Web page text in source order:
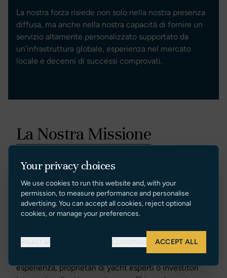
La nostra forza risiede non solo nella nostra presenza
diffusa, ma anche nella nostra capacità di fornire un
servizio altamente personalizzato supportato da
un'infrastruttura globale, esperienza nel mercato
locale e decenni di successi comprovati.
La Nostra Missione
semplice:
Fornire il più alto standard di servizi di
intermediazione per yacht attraverso professionalità,
trasparenza, innovazione e un'assistenza clienti
Che si tratti di assistere acquirenti alla prima
esperienza, proprietari di yacht esperti o investitori
Your privacy choices
We use cookies to run this website and, with your
permission, to measure performance and personalise
advertising. You can accept all cookies, reject optional
cookies, or manage your preferences.
Reject all Customize ACCEPT ALL